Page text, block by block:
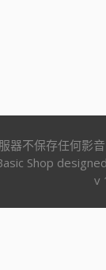
器不保存任何影
Shop
v